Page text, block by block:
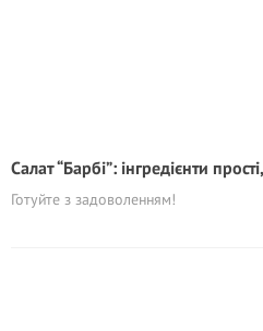
Салат “Барбі”: інгредієнти
Готуйте з задоволенням!